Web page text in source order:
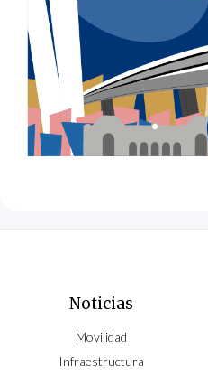
Noticias
Movilidad
Infraestructura